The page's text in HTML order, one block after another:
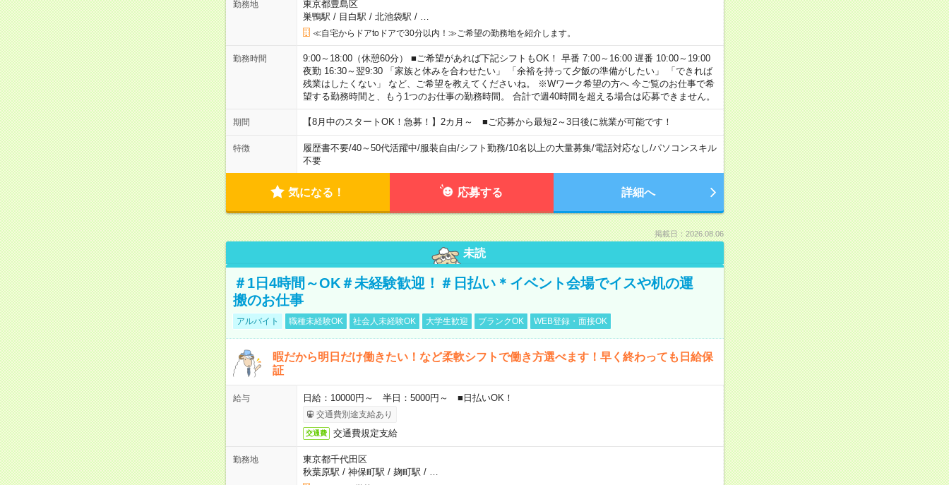
勤務地
東京都豊島区
巣鴨駅 / 目白駅 / 北池袋駅 /
≪自宅からドアtoドアで30分以内！≫ご希望の勤務地を紹介します。
勤務時間
9:00～18:00（休憩60分） ■ご希望があれば下記シフトもOK！ 早番 7:00～16:00 遅番 10:00～19:00
夜勤 16:30～翌9:30 「家族と休みを合わせたい」 「余裕を持って夕飯の準備がしたい」 「できれば
残業はしたくない」 など、ご希望を教えてくださいね。 ※Wワーク希望の方へ 今ご覧のお仕事で希
望する勤務時間と、もう1つのお仕事の勤務時間。 合計で週40時間を超える場合は応募できません。
期間 【8月中のスタートOK！急募！】2カ月～ ■ご応募から最短2～3日後に就業が可能です！
特徴 履歴書不要/40～50代活躍中/服装自由/シフト勤務/10名以上の大量募集/電話対応なし/パソコンスキル
不要
気になる！ 応募する 詳細へ
掲載日：2026.08.06
未読
＃1日4時間～OK＃未経験歓迎！＃日払い＊イベント会場でイスや机の運
搬のお仕事
アルバイト 職種未経験OK 社会人未経験OK 大学生歓迎 ブランクOK WEB登録・面接OK
暇だから明日だけ働きたい！など柔軟シフトで働き方選べます！早く終わっても日給保
証
給与 日給：10000円～ 半日：5000円～ ■日払いOK！
交通費別途支給あり
交通費 交通費規定支給
勤務地
東京都千代田区
秋葉原駅 / 神保町駅 / 麹町駅 /